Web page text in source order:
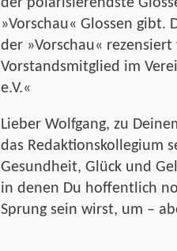
»Vorschau« Glossen gibt.
der »Vorschau«
Vorstandsmitglied im
e.V.«
Lieber Wolfgang, zu
das Redaktionskollegium
Gesundheit, Glück und
in denen Du hoffentlich
Sprung sein wirst, um –